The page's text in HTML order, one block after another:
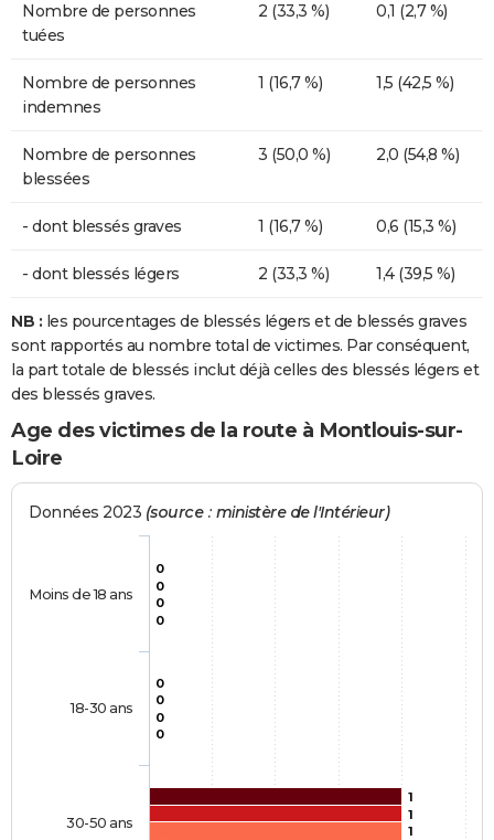
Nombre de personnes
tuées
2 (33,3 %) 0,1 (2,7 %)
Nombre de personnes
indemnes
1 (16,7 %) 1,5 (42,5 %)
Nombre de personnes
blessées
3 (50,0 %) 2,0 (54,8 %)
- dont blessés graves 1 (16,7 %) 0,6 (15,3 %)
- dont blessés légers 2 (33,3 %) 1,4 (39,5 %)
NB : les pourcentages de blessés légers et de blessés graves
sont rapportés au nombre total de victimes. Par conséquent,
la part totale de blessés inclut déjà celles des blessés légers et
des blessés graves.
Age des victimes de la route à Montlouis-sur-
Loire
Données 2023 (source : ministère de l'Intérieur)
0
0
1
0
0
1
0
0
1
0
0
Moins de 18 ans
18-30 ans
30-50 ans